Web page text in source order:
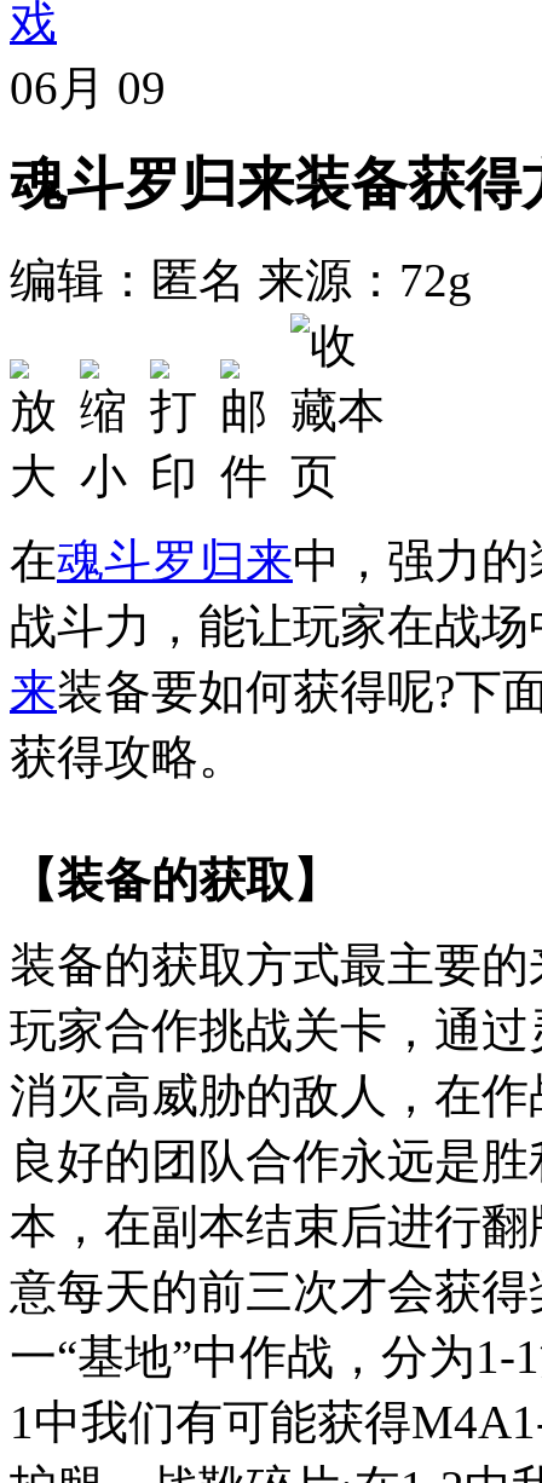
06月 09
魂斗罗归来装备获得
编辑：匿名 来源：72g
在魂斗罗归来中，强力
战斗力，能让玩家在战
来装备要如何获得呢?下
获得攻略。
【装备的获取】
装备的获取方式最主要
玩家合作挑战关卡，通
消灭高威胁的敌人，在
良好的团队合作永远是
本，在副本结束后进行
意每天的前三次才会获
一“基地”中作战，分为1-
1中我们有可能获得